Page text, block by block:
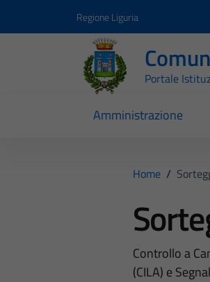
Regione Liguria
Portale
Amministrazione
Home /
Controllo a
(CILA) e